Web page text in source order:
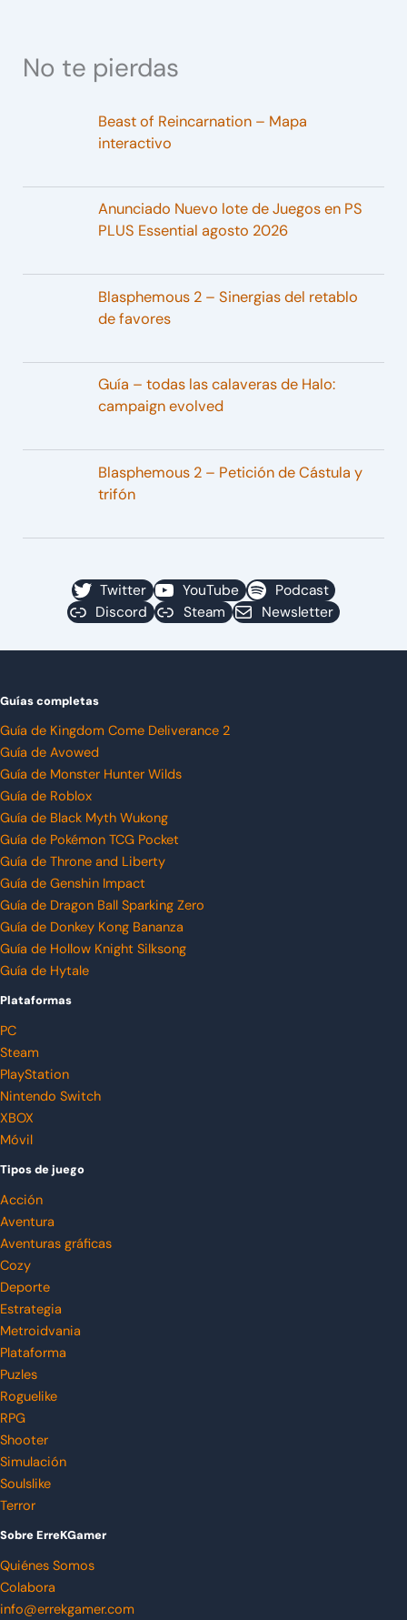
No te pierdas
Beast of Reincarnation – Mapa
interactivo
Anunciado Nuevo lote de Juegos en PS
PLUS Essential agosto 2026
Blasphemous 2 – Sinergias del retablo
de favores
Guía – todas las calaveras de Halo:
campaign evolved
Blasphemous 2 – Petición de Cástula y
trifón
Twitter YouTube
Podcast
Discord
Steam Newsletter
Guías completas
Guía de Kingdom Come Deliverance 2
Guía de Avowed
Guía de Monster Hunter Wilds
Guía de Roblox
Guía de Black Myth Wukong
Guía de Pokémon TCG Pocket
Guía de Throne and Liberty
Guía de Genshin Impact
Guía de Dragon Ball Sparking Zero
Guía de Donkey Kong Bananza
Guía de Hollow Knight Silksong
Guía de Hytale
Plataformas
PC
Steam
PlayStation
Nintendo Switch
XBOX
Móvil
Tipos de juego
Acción
Aventura
Aventuras gráficas
Cozy
Deporte
Estrategia
Metroidvania
Plataforma
Puzles
Roguelike
RPG
Shooter
Simulación
Soulslike
Terror
Sobre ErreKGamer
Quiénes Somos
Colabora
info@errekgamer.com